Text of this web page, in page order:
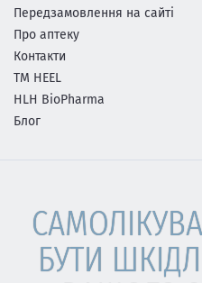
Передзамовлення на сайті
Про аптеку
Контакти
ТМ HEEL
HLH BioPharma
Блог
БУТИ